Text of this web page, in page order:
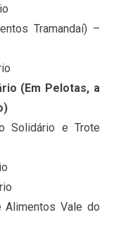
Tramandaí) –
(Em Pelotas, a
e Trote
Vale do